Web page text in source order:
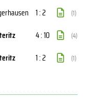
1 : 2 (1)
4 : 10 (4)
1 : 2 (1)